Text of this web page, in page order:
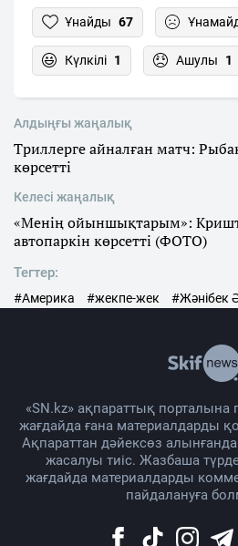
Ұнайды 67
Күлкілі 1 Ашулы 1
Алдыңғы жаңалық
Триллерге айналған матч:
көрсетті
Келесі жаңалық
«Менің ойыншықтарым»:
автопаркін көрсетті (ФОТО)
Тегтер:
#Америка #жекпе-жек #Жәнібек
«SN.kz» ақпараттық порталына
жағдайда ғана материалдарды
Ақпараттан дәйексөз алынғанда
жасалуы тиіс. Жазбаша
жағдайда материалдарды
пайдалануға